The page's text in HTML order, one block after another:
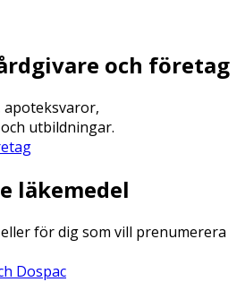
och företag
apoteksvaror,
utbildningar.
läkemedel
för dig som vill prenumerera
Dospac